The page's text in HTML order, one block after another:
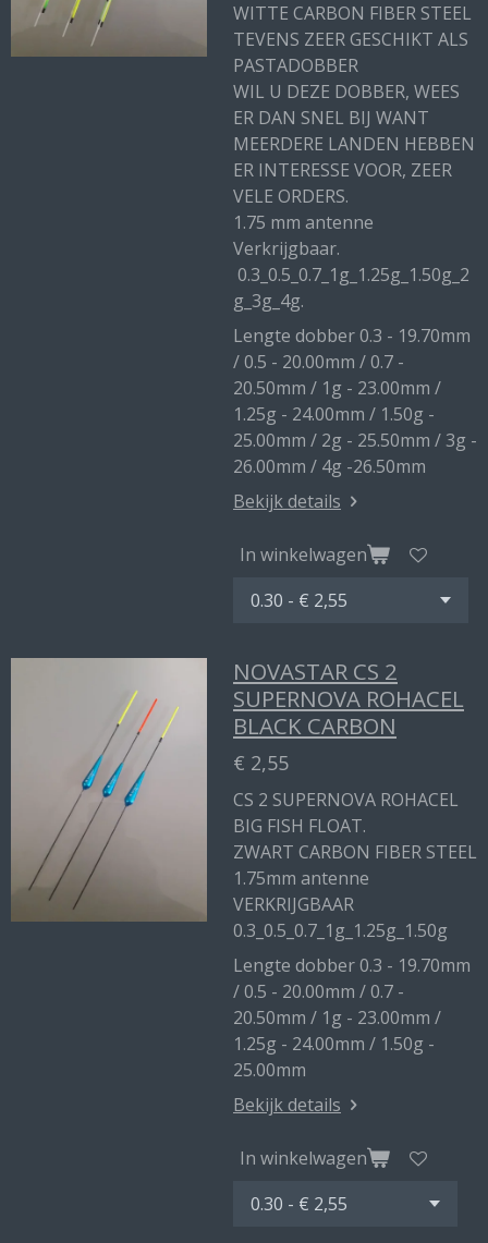
WITTE CARBON FIBER STEEL
TEVENS ZEER GESCHIKT ALS
PASTADOBBER
WIL U DEZE DOBBER, WEES
ER DAN SNEL BIJ WANT
MEERDERE LANDEN HEBBEN
ER INTERESSE VOOR, ZEER
VELE ORDERS.
1.75 mm antenne
Verkrijgbaar.
0.3_0.5_0.7_1g_1.25g_1.50g_2
g_3g_4g.
Lengte dobber 0.3 - 19.70mm
/ 0.5 - 20.00mm / 0.7 -
20.50mm / 1g - 23.00mm /
1.25g - 24.00mm / 1.50g -
25.00mm / 2g - 25.50mm / 3g -
26.00mm / 4g -26.50mm
Bekijk details
In winkelwagen
NOVASTAR CS 2
SUPERNOVA ROHACEL
BLACK CARBON
€ 2,55
CS 2 SUPERNOVA ROHACEL
BIG FISH FLOAT.
ZWART CARBON FIBER STEEL
1.75mm antenne
VERKRIJGBAAR
0.3_0.5_0.7_1g_1.25g_1.50g
Lengte dobber 0.3 - 19.70mm
/ 0.5 - 20.00mm / 0.7 -
20.50mm / 1g - 23.00mm /
1.25g - 24.00mm / 1.50g -
25.00mm
Bekijk details
In winkelwagen